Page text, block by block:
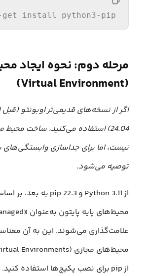
get install python3-pip
مرحله دوم: نحوه ایجاد
(Virtual Environment)
اگر از نسخه‌های قدیمی‌تر اوبونتو (قبل
24.04) استفاده می‌کنید، ساخت محیط
نیست، اما برای جداسازی وابستگی‌های
توصیه می‌شود.
از Python 3.11 و pip 22.3 به بعد، بر اساس
علامت‌گذاری می‌شوند. این به آن
از pip برای نصب پکیج‌ها استفاده کنید.